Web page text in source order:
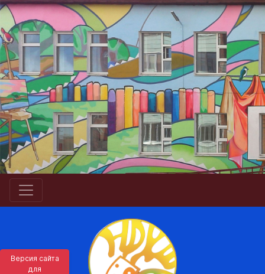
Версия сайта
для